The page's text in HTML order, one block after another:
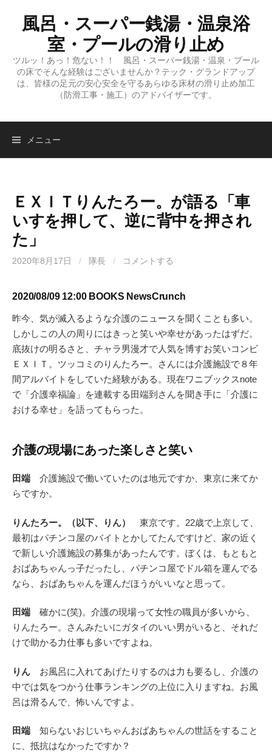
風呂・スーパー銭湯・温泉浴
室・プールの滑り止め
ツルッ！あっ！危ない！！ 風呂・スーパー銭湯・温泉・プール
の床でそんな経験はございませんか？テック・グランドアップ
は、皆様の足元の安心安全を守るあらゆる床材の滑り止め加工
（防滑工事・施工）のアドバイザーです。
メニュー
ＥＸＩＴりんたろー。が語る「車
いすを押して、逆に背中を押され
た」
2020年8月17日 / 隊長 / コメントする
2020/08/09 12:00 BOOKS NewsCrunch
昨今、気が滅入るような介護のニュースを聞くことも多い。
しかしこの人の周りにはきっと笑いや幸せがあったはずだ。
底抜けの明るさと、チャラ男漫才で人気を博すお笑いコンビ
ＥＸＩＴ。ツッコミのりんたろー。さんには介護施設で８年
間アルバイトをしていた経験がある。現在ワニブックスnote
で「介護幸福論」を連載する田端到さんを聞き手に「介護に
おける幸せ」を語ってもらった。
介護の現場にあった楽しさと笑い
田端 介護施設で働いていたのは地元ですか、東京に来てか
らですか。
りんたろー。（以下、りん） 東京です。22歳で上京して、
最初はパチンコ屋のバイトとかしてたんですけど、家の近く
で新しい介護施設の募集があったんです。ぼくは、もともと
おばあちゃんっ子だったし、パチンコ屋でドル箱を運んでる
なら、おばあちゃんを運んだほうがいいなと思って。
田端 確かに(笑)。介護の現場って女性の職員が多いから、
りんたろー。さんみたいにガタイのいい男がいると、それだ
けで助かる力仕事も多いですよね。
りん お風呂に入れてあげたりするのは力も要るし、介護の
中では気をつかう仕事ランキングの上位に入りますね。お風
呂は滑るんで、怖いんですよ。
田端 知らないおじいちゃんおばあちゃんの世話をすること
に、抵抗はなかったですか？